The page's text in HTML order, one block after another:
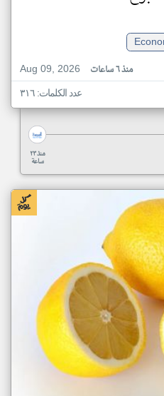
Aug 09, 2026
منذ ٦ ساعات
عدد الكلمات: ٣١٦
منذ ٢٣
ساعة